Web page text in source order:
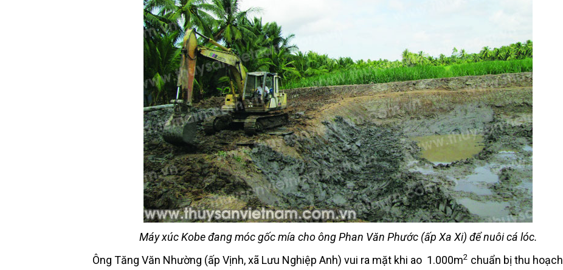
Máy xúc Kobe đang móc gốc mía cho ông Phan Văn Phước (ấp Xa Xi) để nuôi cá lóc.
Ông Tăng Văn Nhường (ấp Vịnh, xã Lưu Nghiệp Anh) vui ra mặt khi ao 1.000m2 chuẩn bị thu hoạch